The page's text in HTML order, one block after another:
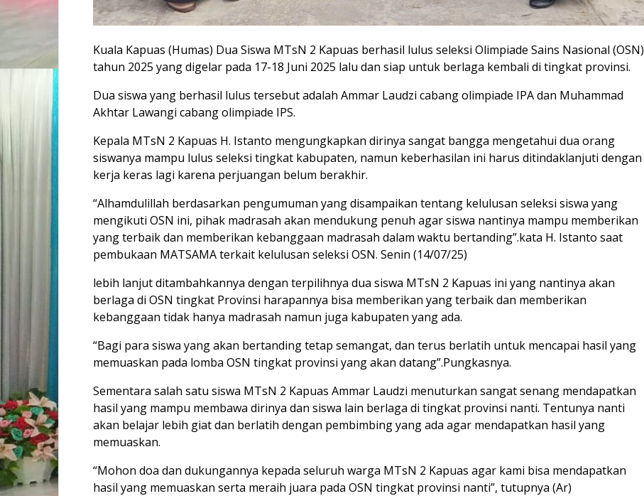
Kuala Kapuas (Humas) Dua Siswa MTsN 2 Kapuas berhasil lulus seleksi Olimpiade Sains Nasional (OSN)
tahun 2025 yang digelar pada 17-18 Juni 2025 lalu dan siap untuk berlaga kembali di tingkat provinsi.
Dua siswa yang berhasil lulus tersebut adalah Ammar Laudzi cabang olimpiade IPA dan Muhammad
Akhtar Lawangi cabang olimpiade IPS.
Kepala MTsN 2 Kapuas H. Istanto mengungkapkan dirinya sangat bangga mengetahui dua orang
siswanya mampu lulus seleksi tingkat kabupaten, namun keberhasilan ini harus ditindaklanjuti dengan
kerja keras lagi karena perjuangan belum berakhir.
“Alhamdulillah berdasarkan pengumuman yang disampaikan tentang kelulusan seleksi siswa yang
mengikuti OSN ini, pihak madrasah akan mendukung penuh agar siswa nantinya mampu memberikan
yang terbaik dan memberikan kebanggaan madrasah dalam waktu bertanding”.kata H. Istanto saat
pembukaan MATSAMA terkait kelulusan seleksi OSN. Senin (14/07/25)
lebih lanjut ditambahkannya dengan terpilihnya dua siswa MTsN 2 Kapuas ini yang nantinya akan
berlaga di OSN tingkat Provinsi harapannya bisa memberikan yang terbaik dan memberikan
kebanggaan tidak hanya madrasah namun juga kabupaten yang ada.
“Bagi para siswa yang akan bertanding tetap semangat, dan terus berlatih untuk mencapai hasil yang
memuaskan pada lomba OSN tingkat provinsi yang akan datang”.Pungkasnya.
Sementara salah satu siswa MTsN 2 Kapuas Ammar Laudzi menuturkan sangat senang mendapatkan
hasil yang mampu membawa dirinya dan siswa lain berlaga di tingkat provinsi nanti. Tentunya nanti
akan belajar lebih giat dan berlatih dengan pembimbing yang ada agar mendapatkan hasil yang
memuaskan.
“Mohon doa dan dukungannya kepada seluruh warga MTsN 2 Kapuas agar kami bisa mendapatkan
hasil yang memuaskan serta meraih juara pada OSN tingkat provinsi nanti”, tutupnya (Ar)